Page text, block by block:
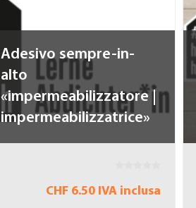
Adesivo sempre-in-
alto
«impermeabilizzatore |
impermeabilizzatrice»
CHF 6.50 IVA inclusa